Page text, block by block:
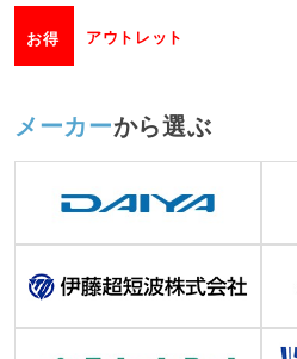
お得 アウトレット
メーカーから選ぶ